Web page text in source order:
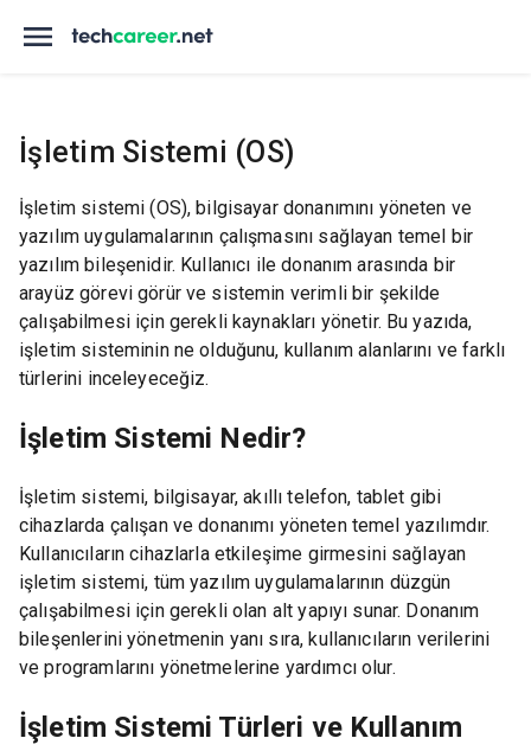
İşletim Sistemi (OS)
İşletim sistemi (OS), bilgisayar donanımını yöneten ve
yazılım uygulamalarının çalışmasını sağlayan temel bir
yazılım bileşenidir. Kullanıcı ile donanım arasında bir
arayüz görevi görür ve sistemin verimli bir şekilde
çalışabilmesi için gerekli kaynakları yönetir. Bu yazıda,
işletim sisteminin ne olduğunu, kullanım alanlarını ve farklı
türlerini inceleyeceğiz.
İşletim Sistemi Nedir?
İşletim sistemi, bilgisayar, akıllı telefon, tablet gibi
cihazlarda çalışan ve donanımı yöneten temel yazılımdır.
Kullanıcıların cihazlarla etkileşime girmesini sağlayan
işletim sistemi, tüm yazılım uygulamalarının düzgün
çalışabilmesi için gerekli olan alt yapıyı sunar. Donanım
bileşenlerini yönetmenin yanı sıra, kullanıcıların verilerini
ve programlarını yönetmelerine yardımcı olur.
İşletim Sistemi Türleri ve Kullanım